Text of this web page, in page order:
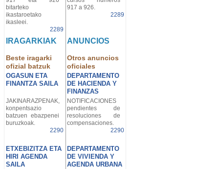
bitarteko
ikastaroetako
ikasleei.
2289
917 a 926.
2289
IRAGARKIAK
Beste iragarki
ofizial batzuk
OGASUN ETA
FINANTZA SAILA
ANUNCIOS
Otros anuncios
oficiales
DEPARTAMENTO
DE HACIENDA Y
FINANZAS
JAKINARAZPENAK,
konpentsazio
batzuen ebazpenei
buruzkoak.
2290
NOTIFICACIONES
pendientes de
resoluciones de
compensaciones.
2290
ETXEBIZITZA ETA
HIRI AGENDA
SAILA
DEPARTAMENTO
DE VIVIENDA Y
AGENDA URBANA